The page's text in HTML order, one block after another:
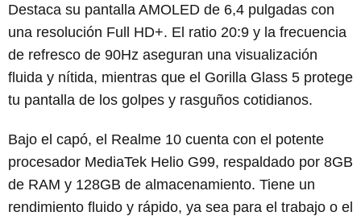
Destaca su pantalla AMOLED de 6,4 pulgadas con
una resolución Full HD+. El ratio 20:9 y la frecuencia
de refresco de 90Hz aseguran una visualización
fluida y nítida, mientras que el Gorilla Glass 5 protege
tu pantalla de los golpes y rasguños cotidianos.
Bajo el capó, el Realme 10 cuenta con el potente
procesador MediaTek Helio G99, respaldado por 8GB
de RAM y 128GB de almacenamiento. Tiene un
rendimiento fluido y rápido, ya sea para el trabajo o el